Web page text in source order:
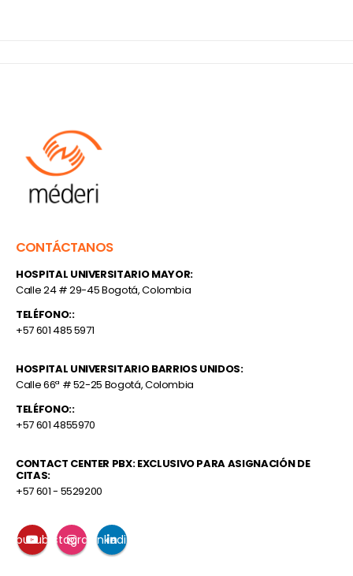
CONTÁCTANOS
HOSPITAL UNIVERSITARIO MAYOR:
Calle 24 # 29-45 Bogotá, Colombia
TELÉFONO::
+57 601 485 5971
HOSPITAL UNIVERSITARIO BARRIOS UNIDOS:
Calle 66ª # 52-25 Bogotá, Colombia
TELÉFONO::
+57 601 4855970
CONTACT CENTER PBX: EXCLUSIVO PARA ASIGNACIÓN DE
CITAS:
+57 601 - 5529200
YoutubeInstagramLinkedin